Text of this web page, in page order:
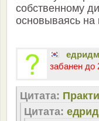
собственному
основываясь на
забанен до
Цитата:
Цитата: